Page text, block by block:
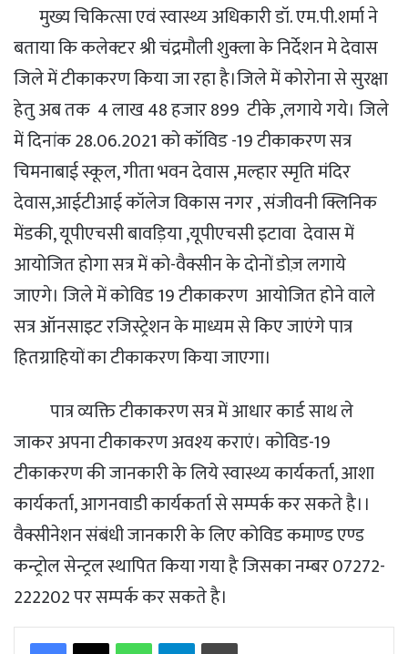
मुख्य चिकित्सा एवं स्वास्थ्य अधिकारी डॉ. एम.पी.शर्मा ने
बताया कि कलेक्टर श्री चंद्रमौली शुक्ला के निर्देशन मे देवास
जिले में टीकाकरण किया जा रहा है।जिले में कोरोना से सुरक्षा
हेतु अब तक 4 लाख 48 हजार 899 टीके ,लगाये गये। जिले
में दिनांक 28.06.2021 को कॉविड -19 टीकाकरण सत्र
चिमनाबाई स्कूल, गीता भवन देवास ,मल्हार स्मृति मंदिर
देवास,आईटीआई कॉलेज विकास नगर , संजीवनी क्लिनिक
मेंडकी, यूपीएचसी बावड़िया ,यूपीएचसी इटावा देवास में
आयोजित होगा सत्र में को-वैक्सीन के दोनों डोज़ लगाये
जाएगे। जिले में कोविड 19 टीकाकरण आयोजित होने वाले
सत्र ऑनसाइट रजिस्ट्रेशन के माध्यम से किए जाएंगे पात्र
हितग्राहियों का टीकाकरण किया जाएगा।
पात्र व्यक्ति टीकाकरण सत्र में आधार कार्ड साथ ले
जाकर अपना टीकाकरण अवश्य कराएं। कोविड-19
टीकाकरण की जानकारी के लिये स्वास्थ्य कार्यकर्ता, आशा
कार्यकर्ता, आगनवाडी कार्यकर्ता से सम्पर्क कर सकते है।।
वैक्सीनेशन संबंधी जानकारी के लिए कोविड कमाण्ड एण्ड
कन्ट्रोल सेन्ट्रल स्थापित किया गया है जिसका नम्बर 07272-
222202 पर सम्पर्क कर सकते है।
Telegram